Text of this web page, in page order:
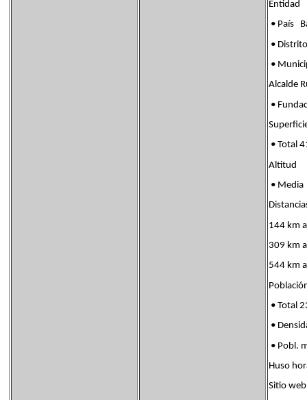
• País
•
•
Alcalde
•
• Total
Altitud
•
144 km
309 km
544 km
• Total
•
• Pobl.
Huso
Sitio